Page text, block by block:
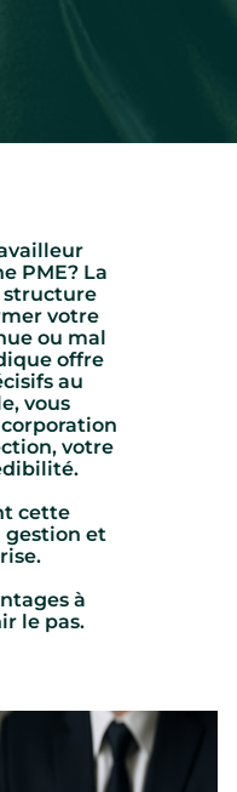
PME? La
structure
votre
ou mal
offre
au
vous
votre
cette
gestion et
à
le pas.